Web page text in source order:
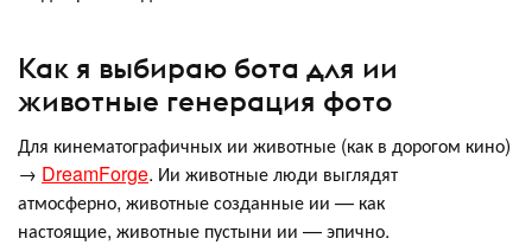
Как я выбираю бота для ии
животные генерация фото
Для кинематографичных ии животные (как в дорогом кино)
→ DreamForge. Ии животные люди выглядят
атмосферно, животные созданные ии — как
настоящие, животные пустыни ии — эпично.